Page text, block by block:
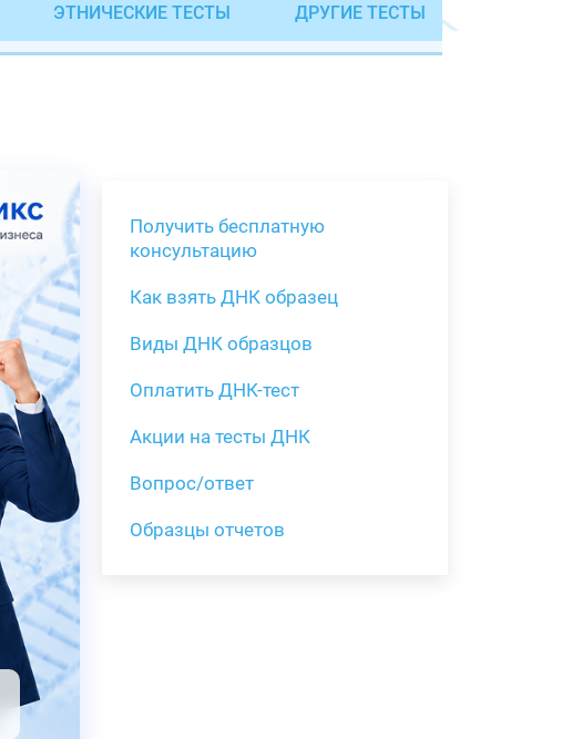
ЭТНИЧЕСКИЕ ТЕСТЫ ДРУГИЕ ТЕСТЫ
Получить бесплатную
консультацию
Как взять ДНК образец
Виды ДНК образцов
Оплатить ДНК-тест
Акции на тесты ДНК
Вопрос/ответ
Образцы отчетов